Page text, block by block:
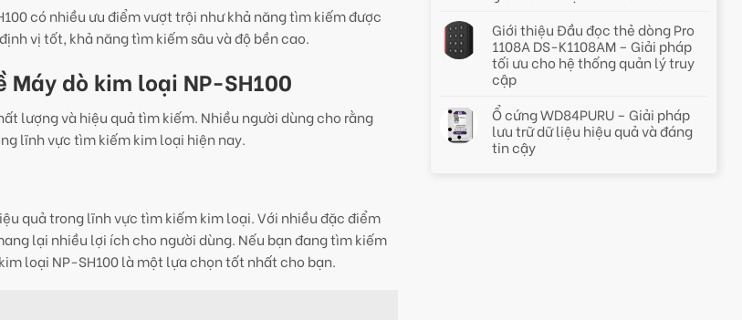
có nhiều ưu điểm vượt trội như khả năng tìm kiếm được
vị tốt, khả năng tìm kiếm sâu và độ bền cao.
dò kim loại NP-SH100
lượng và hiệu quả tìm kiếm. Nhiều người dùng cho rằng
lĩnh vực tìm kiếm kim loại hiện nay.
quả trong lĩnh vực tìm kiếm kim loại. Với nhiều đặc điểm
lại nhiều lợi ích cho người dùng. Nếu bạn đang tìm kiếm
loại NP-SH100 là một lựa chọn tốt nhất cho bạn.
Giới thiệu Đầu đọc thẻ dòng Pro
1108A DS-K1108AM – Giải pháp
tối ưu cho hệ thống quản lý truy
cập
Ổ cứng WD84PURU – Giải pháp
lưu trữ dữ liệu hiệu quả và đáng
tin cậy